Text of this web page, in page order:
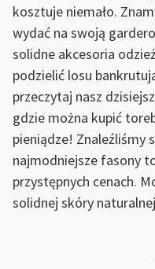
kosztuje niemało.
wydać na swoją
solidne akcesoria
podzielić losu
przeczytaj nasz
gdzie można kupić
pieniądze! Znaleźliśmy
najmodniejsze fasony
przystępnych cenach.
solidnej skóry